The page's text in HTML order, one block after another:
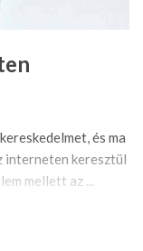
és ma
interneten keresztül
mellett az ...